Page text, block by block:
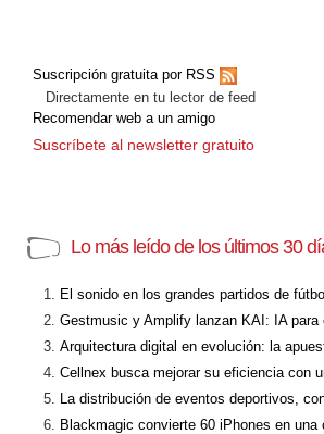
Suscripción gratuita por RSS
Directamente en tu lector de feed
Recomendar web a un amigo
Suscríbete al newsletter gratuito
Lo más leído de los últimos 30
El sonido en los grandes partidos de
Gestmusic y Amplify lanzan KAI: IA para
Arquitectura digital en evolución: la
Cellnex busca mejorar su eficiencia con
La distribución de eventos deportivos,
Blackmagic convierte 60 iPhones en una